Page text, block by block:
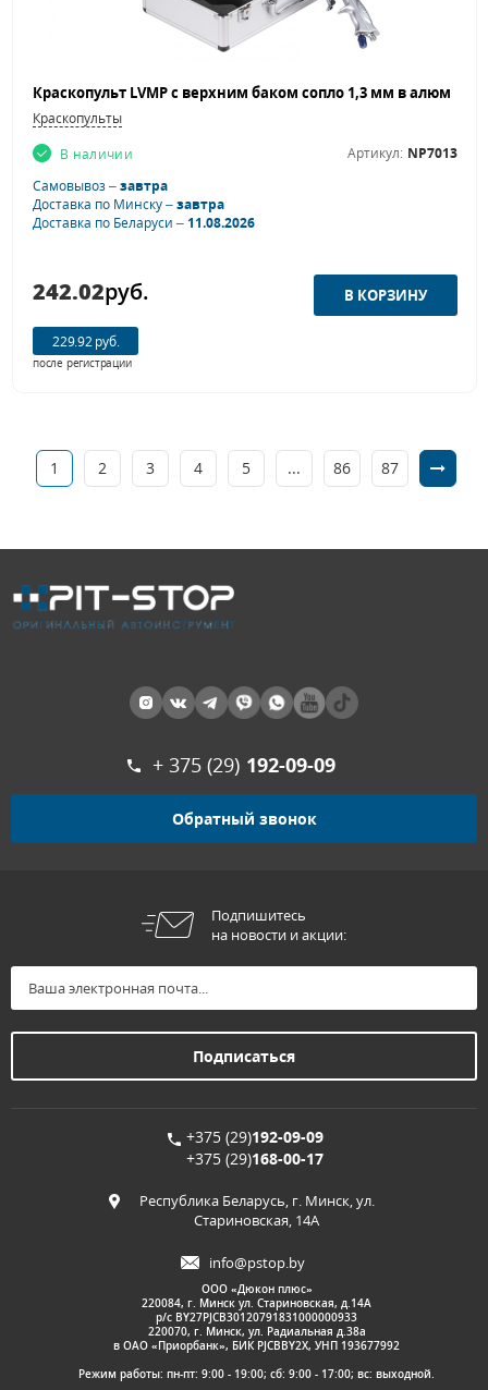
Краскопульты
В наличии
Артикул: NP7013
Самовывоз –завтра
Доставка по Минску –завтра
Доставка по Беларуси –11.08.2026
242.02руб.
229.92 руб.
после регистрации
1 2 3 4 5 ... 86 87
+ 375 (29) 192-09-09
Обратный звонок
Подпишитесь
на новости и акции:
+375 (29)192-09-09
+375 (29)168-00-17
Республика Беларусь, г. Минск, ул.
Стариновская, 14А
info@pstop.by
ООО «Дюкон плюс»
220084, г. Минск ул. Стариновская, д.14А
р/с BY27PJCB30120791831000000933
220070, г. Минск, ул. Радиальная д.38а
в ОАО «Приорбанк», БИК PJCBBY2X, УНП 193677992
Режим работы: пн-пт: 9:00 - 19:00; сб: 9:00 - 17:00; вс: выходной.